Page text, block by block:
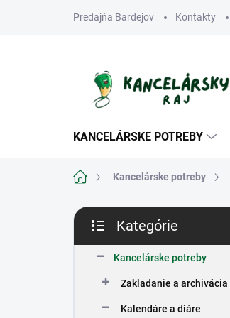
Predajňa Bardejov Kontakty
KANCELÁRSKE POTREBY
DomovKancelárske potreby
B
č
kategórie
Kategórie
Kancelárske potreby
Zakladanie a archivácia
Kalendáre a diáre